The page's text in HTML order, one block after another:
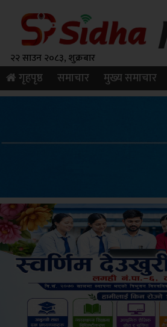
२२ साउन २०८३, शुक्रबार
गृहपृष्ठ समाचार मुख्य समाचार